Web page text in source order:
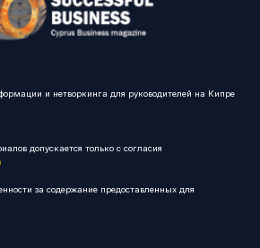
и нетворкинга для руководителей на Кипре
допускается только с согласия
за содержание предоставленных для